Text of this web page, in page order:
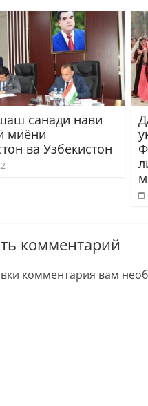
санади нави
миёни
ва Узбекистон
комментарий
комментария вам